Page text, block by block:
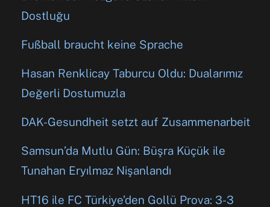
Dostluğu
Fußball braucht keine Sprache
Hasan Renklicay Taburcu Oldu: Dualarımız
Değerli Dostumuzla
DAK-Gesundheit setzt auf Zusammenarbeit
Samsun’da Mutlu Gün: Büşra Küçük ile
Tunahan Eryılmaz Nişanlandı
HT16 ile FC Türkiye’den Gollü Prova: 3-3